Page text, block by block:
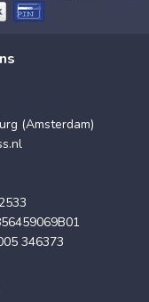
(Amsterdam)
346373